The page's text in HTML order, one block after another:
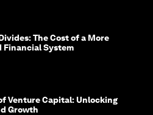
The Cost of a More
Financial System
Venture Capital: Unlocking
Growth